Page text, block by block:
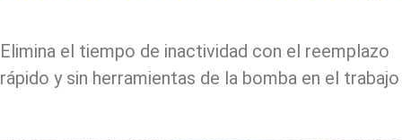
Elimina el tiempo de inactividad con el reemplazo
rápido y sin herramientas de la bomba en el trabajo